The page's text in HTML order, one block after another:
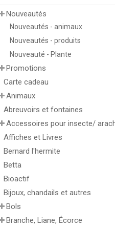
Nouveautés
Nouveautés - animaux
Nouveautés - produits
Nouveauté - Plante
Promotions
Carte cadeau
Animaux
Abreuvoirs et fontaines
Accessoires pour insecte/
Affiches et Livres
Bernard l'hermite
Betta
Bioactif
Bijoux, chandails et autres
Bols
Branche, Liane, Écorce